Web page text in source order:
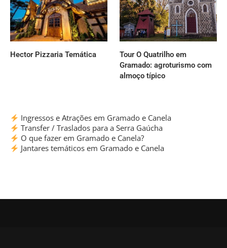
Hector Pizzaria Temática
Tour O Quatrilho em
Gramado: agroturismo com
almoço típico
Ingressos e Atrações em Gramado e Canela
Transfer / Traslados para a Serra Gaúcha
O que fazer em Gramado e Canela?
Jantares temáticos em Gramado e Canela